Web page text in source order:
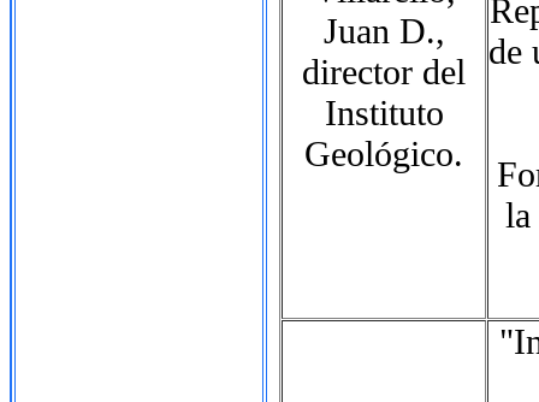
Juan D.,
director del
Instituto
Geológico.
de
la